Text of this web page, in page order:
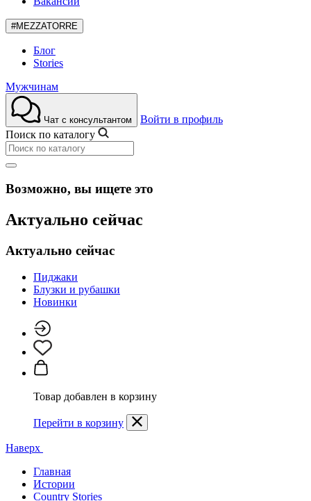
#MEZZATORRE
Блог
Stories
Мужчинам
Чат с консультантом
Войти в профиль
Поиск по каталогу
Возможно, вы ищете это
Актуально сейчас
Актуально сейчас
Пиджаки
Блузки и рубашки
Новинки
Товар добавлен в корзину
Перейти в корзину
Наверх
Главная
Истории
Country Stories